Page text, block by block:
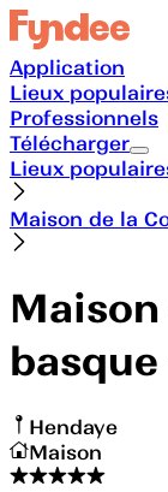
Application
Lieux
Professionnels
Télécharger
Lieux
Maison de la
Hendaye
Maison